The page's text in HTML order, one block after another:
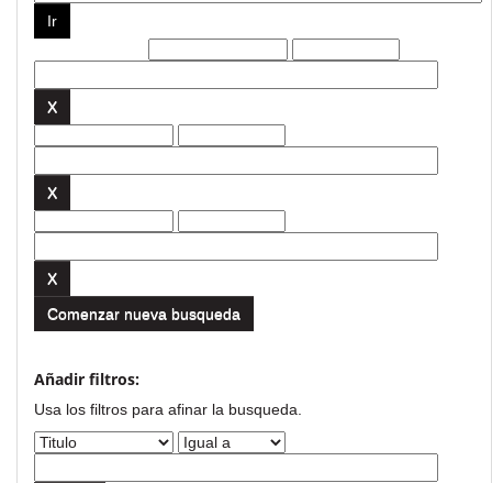
Comenzar nueva busqueda
Añadir filtros:
Usa los filtros para afinar la busqueda.